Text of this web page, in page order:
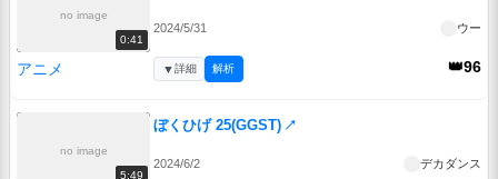
no image
0:41
2024/5/31 ウー
アニメ 👑96
▼詳細 解析
no image
5:49
ぼくひげ 25(GGST) ↗
2024/6/2 デカダンス